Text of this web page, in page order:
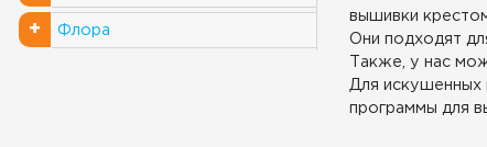
+ Флора
вышивки
Они подходят
Также, у нас
Для искушенных
программы для